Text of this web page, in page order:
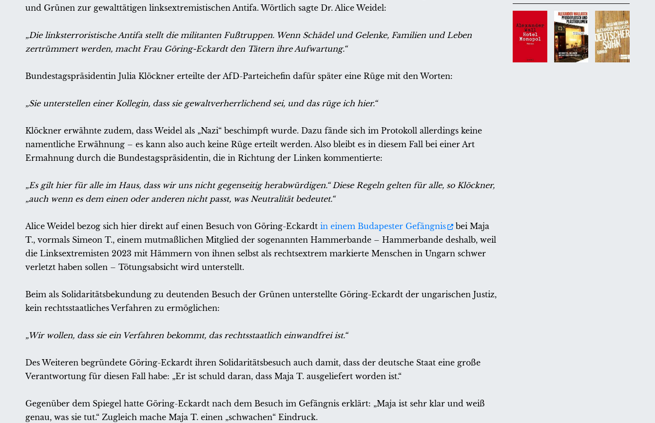
und Grünen zur gewalttätigen linksextremistischen Antifa. Wörtlich sagte Dr. Alice Weidel:
„Die linksterroristische Antifa stellt die militanten Fußtruppen. Wenn Schädel und Gelenke, Familien und Leben
zertrümmert werden, macht Frau Göring-Eckardt den Tätern ihre Aufwartung.“
Bundestagspräsidentin Julia Klöckner erteilte der AfD-Parteichefin dafür später eine Rüge mit den Worten:
„Sie unterstellen einer Kollegin, dass sie gewaltverherrlichend sei, und das rüge ich hier.“
Klöckner erwähnte zudem, dass Weidel als „Nazi“ beschimpft wurde. Dazu fände sich im Protokoll allerdings keine
namentliche Erwähnung – es kann also auch keine Rüge erteilt werden. Also bleibt es in diesem Fall bei einer Art
Ermahnung durch die Bundestagspräsidentin, die in Richtung der Linken kommentierte:
„Es gilt hier für alle im Haus, dass wir uns nicht gegenseitig herabwürdigen.“ Diese Regeln gelten für alle, so Klöckner,
„auch wenn es dem einen oder anderen nicht passt, was Neutralität bedeutet.“
Alice Weidel bezog sich hier direkt auf einen Besuch von Göring-Eckardt in einem Budapester Gefängnis
bei Maja
T., vormals Simeon T., einem mutmaßlichen Mitglied der sogenannten Hammerbande – Hammerbande deshalb, weil
die Linksextremisten 2023 mit Hämmern von ihnen selbst als rechtsextrem markierte Menschen in Ungarn schwer
verletzt haben sollen – Tötungsabsicht wird unterstellt.
Beim als Solidaritätsbekundung zu deutenden Besuch der Grünen unterstellte Göring-Eckardt der ungarischen Justiz,
kein rechtsstaatliches Verfahren zu ermöglichen:
„Wir wollen, dass sie ein Verfahren bekommt, das rechtsstaatlich einwandfrei ist.“
Des Weiteren begründete Göring-Eckardt ihren Solidaritätsbesuch auch damit, dass der deutsche Staat eine große
Verantwortung für diesen Fall habe: „Er ist schuld daran, dass Maja T. ausgeliefert worden ist.“
Gegenüber dem Spiegel hatte Göring-Eckardt nach dem Besuch im Gefängnis erklärt: „Maja ist sehr klar und weiß
genau, was sie tut.“ Zugleich mache Maja T. einen „schwachen“ Eindruck.